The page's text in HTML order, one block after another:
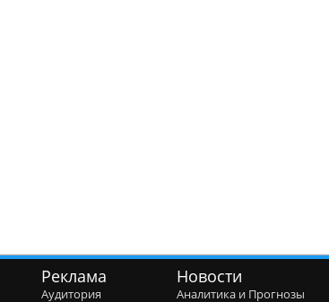
Реклама
Аудитория
Новости
Аналитика и Прогнозы